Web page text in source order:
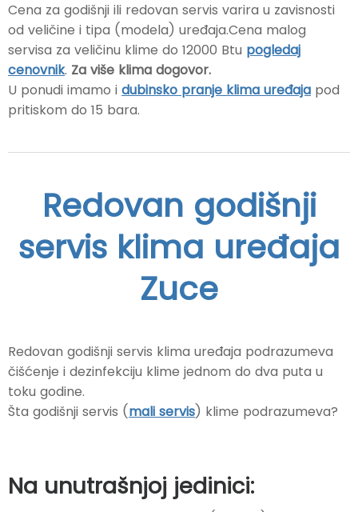
Cena za godišnji ili redovan servis varira u zavisnosti
od veličine i tipa (modela) uređaja.Cena malog
servisa za veličinu klime do 12000 Btu pogledaj
cenovnik. Za više klima dogovor.
U ponudi imamo i dubinsko pranje klima uređaja pod
pritiskom do 15 bara.
Redovan godišnji
servis klima uređaja
Zuce
Redovan godišnji servis klima uređaja podrazumeva
čišćenje i dezinfekciju klime jednom do dva puta u
toku godine.
Šta godišnji servis (mali servis) klime podrazumeva?
Na unutrašnjoj jedinici: